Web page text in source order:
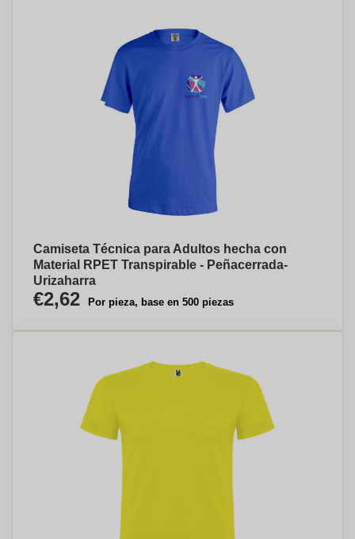
Camiseta Técnica para Adultos hecha con
Material RPET Transpirable - Peñacerrada-
Urizaharra
€2,62 Por pieza, base en 500 piezas